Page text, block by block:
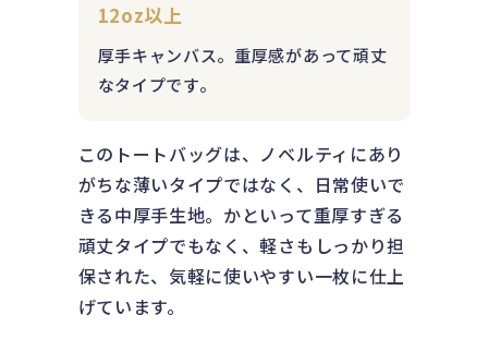
12oz以上
厚手キャンバス。重厚感があって頑丈
なタイプです。
このトートバッグは、ノベルティにあり
がちな薄いタイプではなく、日常使いで
きる中厚手生地。かといって重厚すぎる
頑丈タイプでもなく、軽さもしっかり担
保された、気軽に使いやすい一枚に仕上
げています。